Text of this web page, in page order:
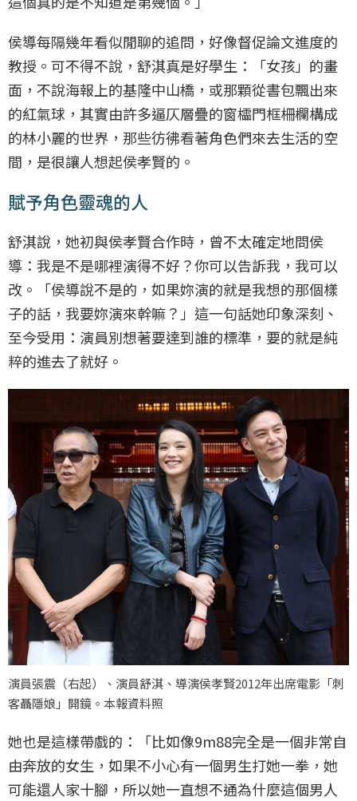
侯導每隔幾年看似閒聊的追問，好像督促論文進度的
教授。可不得不說，舒淇真是好學生：「女孩」的畫
面，不說海報上的基隆中山橋，或那顆從書包飄出來
的紅氣球，其實由許多逼仄層疊的窗櫺門框柵欄構成
的林小麗的世界，那些彷彿看著角色們來去生活的空
間，是很讓人想起侯孝賢的。
賦予角色靈魂的人
舒淇說，她初與侯孝賢合作時，曾不太確定地問侯
導：我是不是哪裡演得不好？你可以告訴我，我可以
改。「侯導說不是的，如果妳演的就是我想的那個樣
子的話，我要妳演來幹嘛？」這一句話她印象深刻、
至今受用：演員別想著要達到誰的標準，要的就是純
粹的進去了就好。
演員張震（右起）、演員舒淇、導演侯孝賢2012年出席電影「刺
客聶隱娘」開鏡。本報資料照
她也是這樣帶戲的：「比如像9m88完全是一個非常自
由奔放的女生，如果不小心有一個男生打她一拳，她
可能還人家十腳，所以她一直想不通為什麼這個男人